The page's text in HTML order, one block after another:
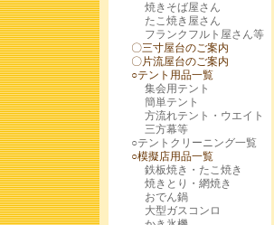
焼きそば屋さん
たこ焼き屋さん
フランクフルト屋さん等
〇三寸屋台のご案内
〇片流屋台のご案内
○テント用品一覧
集会用テント
簡単テント
方流れテント・ウエイト
三方幕等
○テントクリーニング一覧
○模擬店用品一覧
鉄板焼き・たこ焼き
焼きとり・網焼き
おでん鍋
大型ガスコンロ